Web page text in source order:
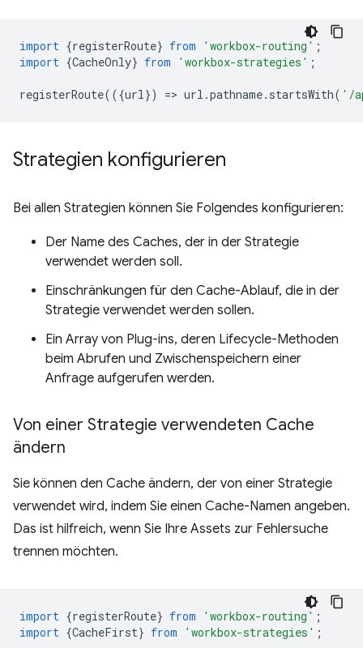
import {registerRoute} from 'workbox-routing' ;
import {CacheOnly} from 'workbox-strategies' ;
registerRoute(({url }) => url .pathname. startsWith( '/
Strategien konfigurieren
Bei allen Strategien können Sie Folgendes konfigurieren:
Der Name des Caches, der in der Strategie
verwendet werden soll.
Einschränkungen für den Cache-Ablauf, die in der
Strategie verwendet werden sollen.
Ein Array von Plug-ins, deren Lifecycle-Methoden
beim Abrufen und Zwischenspeichern einer
Anfrage aufgerufen werden.
Von einer Strategie verwendeten Cache
ändern
Sie können den Cache ändern, der von einer Strategie
verwendet wird, indem Sie einen Cache-Namen angeben.
Das ist hilfreich, wenn Sie Ihre Assets zur Fehlersuche
trennen möchten.
import {registerRoute} from 'workbox-routing' ;
import {CacheFirst} from 'workbox-strategies' ;